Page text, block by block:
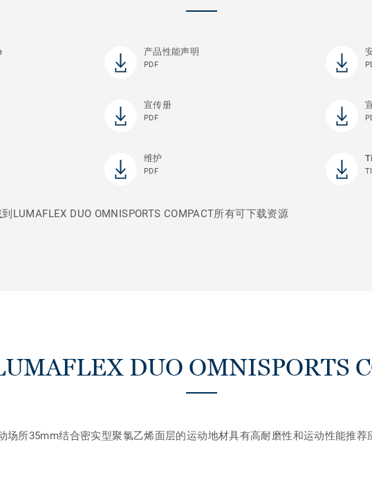
产品性能声明
PDF
宣传册
PDF
维护
PDF
LUMAFLEX DUO OMNISPORTS COMPACT所有可下载资源
DUO OMNISPORTS
场所35mm结合密实型聚氯乙烯面层的运动地材具有高耐磨性和运动性能推